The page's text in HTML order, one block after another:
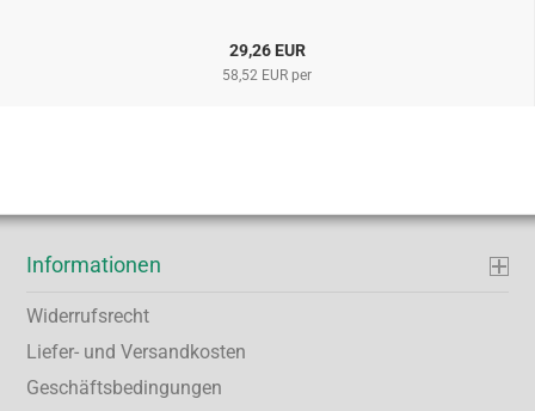
29,26 EUR
58,52 EUR per
Informationen
Widerrufsrecht
Liefer- und Versandkosten
Geschäftsbedingungen